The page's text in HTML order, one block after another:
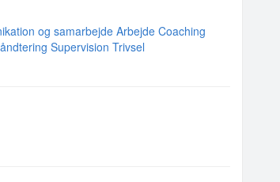
og samarbejdeArbejde Coaching
Supervision Trivsel